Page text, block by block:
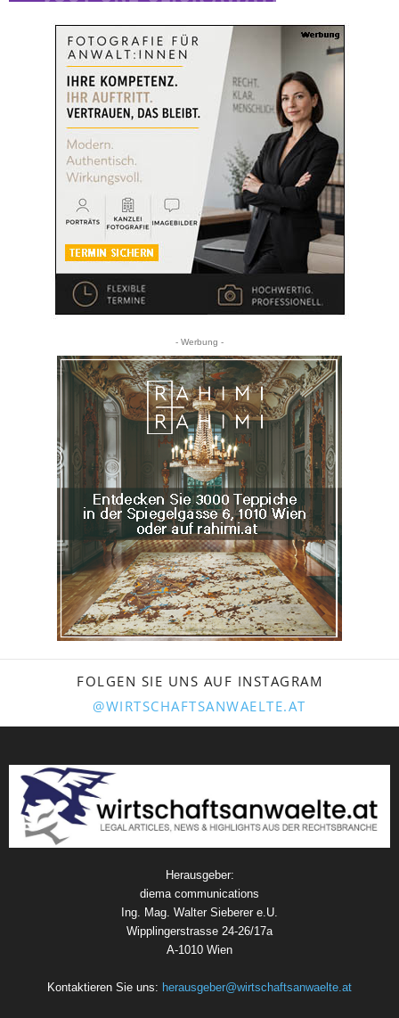
- Werbung -
FOLGEN SIE UNS AUF INSTAGRAM
@WIRTSCHAFTSANWAELTE.AT
Herausgeber:
diema communications
Ing. Mag. Walter Sieberer e.U.
Wipplingerstrasse 24-26/17a
A-1010 Wien
Kontaktieren Sie uns: herausgeber@wirtschaftsanwaelte.at